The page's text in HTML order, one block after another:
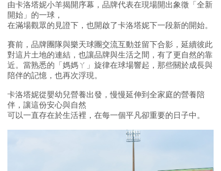
由卡洛塔妮小羊揭開序幕，品牌代表在現場開出象徵「全新
開始」的一球，
在滿場觀眾的見證下，也開啟了卡洛塔妮下一段新的開始。
賽前，品牌團隊與樂天球團交流互動並留下合影，延續彼此
對這片土地的連結，也讓品牌與生活之間，有了更自然的靠
近。當熟悉的「媽媽ㄚ」旋律在球場響起，那些關於成長與
陪伴的記憶，也再次浮現。
卡洛塔妮從嬰幼兒營養出發，慢慢延伸到全家庭的營養陪
伴，讓這份安心與自然
可以一直存在於生活裡，在每一個平凡卻重要的日子中。